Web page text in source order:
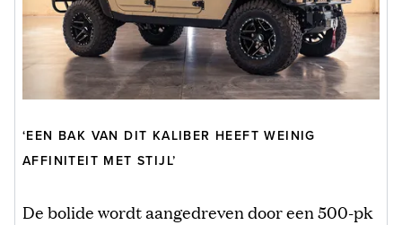
‘EEN BAK VAN DIT KALIBER HEEFT WEINIG
AFFINITEIT MET STIJL’
De bolide wordt aangedreven door een 500-pk